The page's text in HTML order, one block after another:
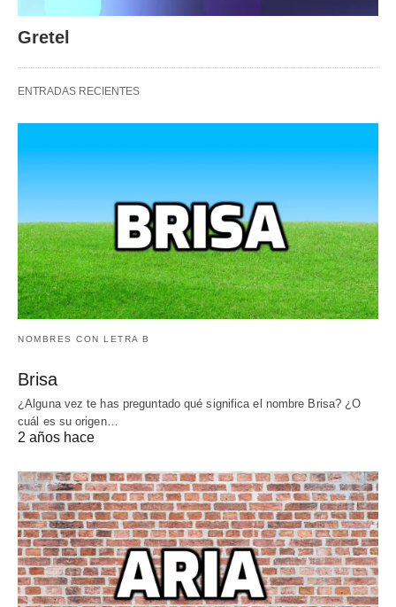
Gretel
ENTRADAS RECIENTES
NOMBRES CON LETRA B
Brisa
¿Alguna vez te has preguntado qué significa el nombre Brisa? ¿O
cuál es su origen…
2 años hace